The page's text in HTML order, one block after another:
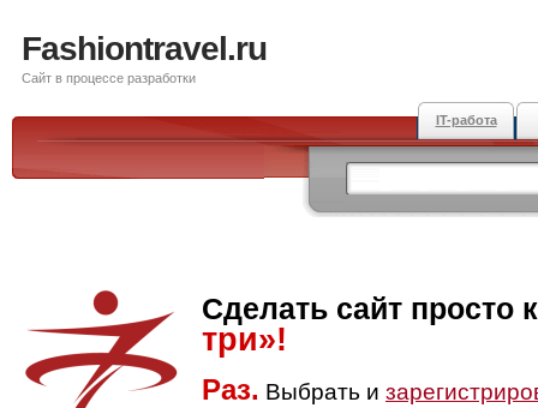
Fashiontravel.ru
Сайт в процессе разработки
IT-работа
Сделать сайт просто
три»!
Раз. Выбрать и